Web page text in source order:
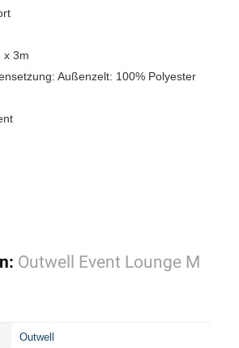
x 3m
Außenzelt: 100% Polyester
Outwell Event Lounge M
Outwell